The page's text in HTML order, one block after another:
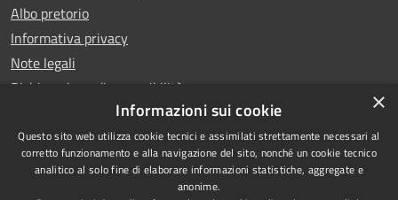
Albo pretorio
Informativa privacy
Note legali
Dichiarazione di accessibilità
RSS
Copyright © 2026 • Comune di
×
Informazioni sui cookie
Questo sito web utilizza cookie tecnici e assimilati strettamente necessari al
corretto funzionamento e alla navigazione del sito, nonché un cookie tecnico
analitico al solo fine di elaborare informazioni statistiche, aggregate e
anonime.